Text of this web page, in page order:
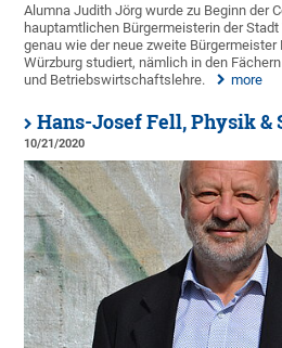
Alumna Judith Jörg wurde zu Beginn der
hauptamtlichen Bürgermeisterin der
genau wie der neue zweite Bürgermeister
Würzburg studiert, nämlich in den
und Betriebswirtschaftslehre.
more
Hans-Josef Fell, Physik &
10/21/2020